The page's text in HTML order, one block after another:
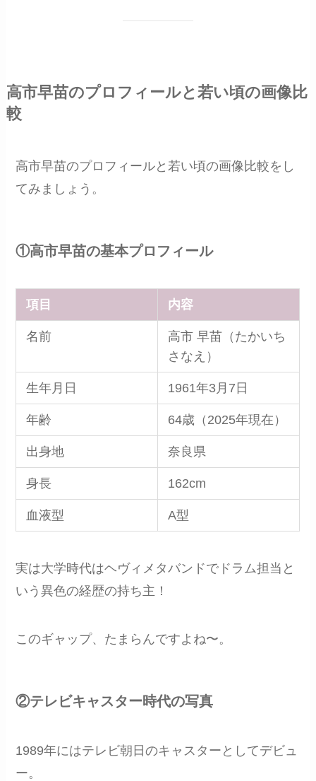
高市早苗のプロフィールと若い頃の画像比
較
高市早苗のプロフィールと若い頃の画像比較をし
てみましょう。
①高市早苗の基本プロフィール
項目 内容
名前
高市 早苗（たかいち
さなえ）
生年月日 1961年3月7日
年齢 64歳（2025年現在）
出身地 奈良県
身長 162cm
血液型 A型
実は大学時代はヘヴィメタバンドでドラム担当と
いう異色の経歴の持ち主！
このギャップ、たまらんですよね〜。
②テレビキャスター時代の写真
1989年にはテレビ朝日のキャスターとしてデビュ
ー。